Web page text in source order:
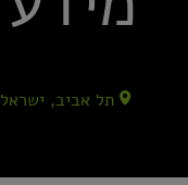
תל אביב, ישראל